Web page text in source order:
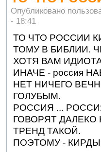
Опубликовано
- 18:41
ТО ЧТО РОССИИ
ТОМУ В БИБЛИИ.
ХОТЯ ВАМ
ИНАЧЕ - россия
НЕТ НИЧЕГО
ГОЛУБЫМ.
РОССИЯ ...
ГОВОРЯТ
ТРЕНД ТАКОЙ.
ПОЭТОМУ -